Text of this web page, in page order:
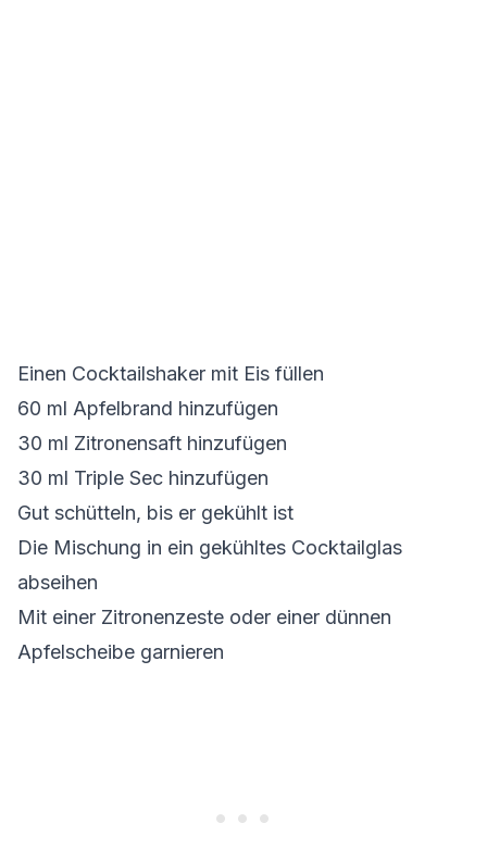
Einen Cocktailshaker mit Eis füllen
60 ml Apfelbrand hinzufügen
30 ml Zitronensaft hinzufügen
30 ml Triple Sec hinzufügen
Gut schütteln, bis er gekühlt ist
Die Mischung in ein gekühltes Cocktailglas
abseihen
Mit einer Zitronenzeste oder einer dünnen
Apfelscheibe garnieren